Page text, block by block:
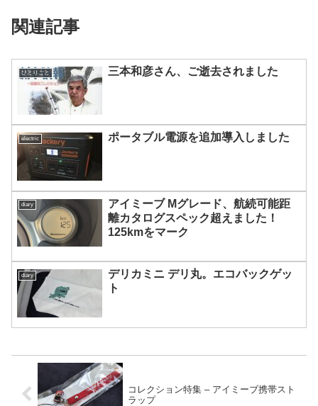
関連記事
ひとりごと 三本和彦さん、ご逝去されました
electric ポータブル電源を追加導入しました
diary
アイミーブ Mグレード、航続可能距
離カタログスペック超えました！
125kmをマーク
diary
デリカミニ デリ丸。エコバックゲッ
ト
コレクション特集 – アイミーブ携帯スト
ラップ